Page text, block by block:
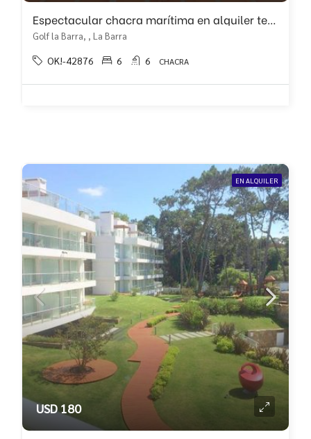
Espectacular chacra marítima en alquiler temporal, zona Del Golf La Barra
Golf la Barra, , La Barra
OK!-42876 6 6 CHACRA
EN ALQUILER
USD 180